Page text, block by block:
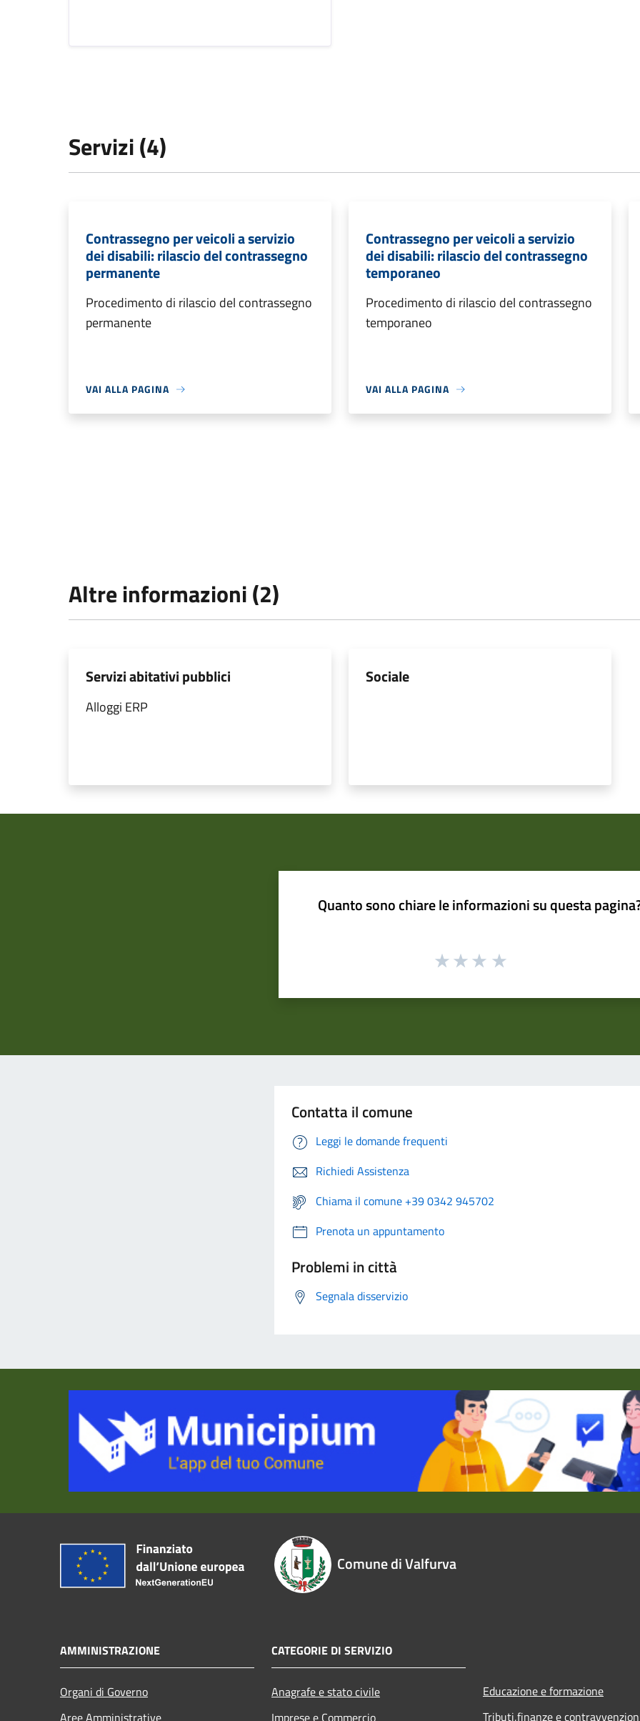
Servizi (4)
Contrassegno per veicoli a servizio
dei disabili: rilascio del contrassegno
permanente
Procedimento di rilascio del contrassegno
permanente
VAI ALLA PAGINA
Contrassegno per veicoli a servizio
dei disabili: rilascio del contrassegno
temporaneo
Procedimento di rilascio del contrassegno
temporaneo
VAI ALLA PAGINA
Altre informazioni (2)
Servizi abitativi pubblici
Alloggi ERP
Sociale
Quanto sono chiare le informazioni su questa
Contatta il comune
Leggi le domande frequenti
Richiedi Assistenza
Chiama il comune +39 0342 945702
Prenota un appuntamento
Problemi in città
Segnala disservizio
Comune di Valfurva
AMMINISTRAZIONE
Organi di Governo
Aree Amministrative
CATEGORIE DI SERVIZIO
Anagrafe e stato civile
Imprese e Commercio
Educazione e formazione
Tributi,finanze e